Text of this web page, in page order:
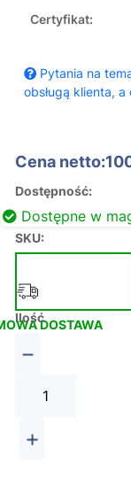
Certyfikat:
Pytania na
obsługą klienta,
Cena
Dostępność:
Dostępne w
SKU:
DOSTAWA
Ilość
−
+